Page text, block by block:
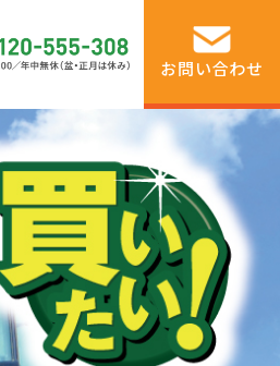
お問い合わせ